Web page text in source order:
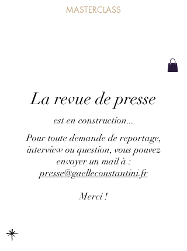
MASTERCLASS
La revue de presse
est en construction...
Pour toute demande de reportage,
interview ou question, vous pouvez
envoyer un mail à :
presse@gaelleconstantini.fr
Merci !